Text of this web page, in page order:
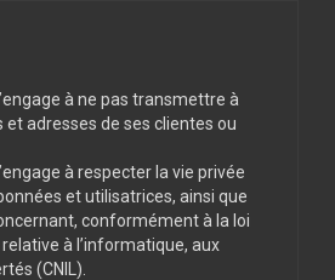
à ne pas transmettre à
et adresses de ses clientes ou
à respecter la vie privée
et utilisatrices, ainsi que
conformément à la loi
à l’informatique, aux
(CNIL).